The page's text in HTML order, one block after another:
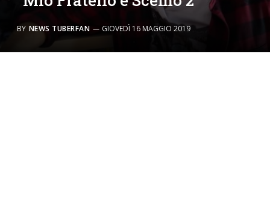
BY NEWS TUBERFAN GIOVEDÌ 16 MAGGIO 2019